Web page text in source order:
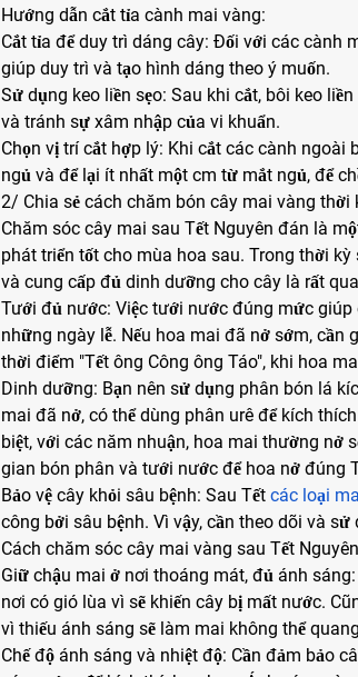
Hướng dẫn cắt tỉa cành mai vàng:
Cắt tỉa để duy trì dáng cây: Đối với các cành
giúp duy trì và tạo hình dáng theo ý muốn.
Sử dụng keo liền sẹo: Sau khi cắt, bôi keo
và tránh sự xâm nhập của vi khuẩn.
Chọn vị trí cắt hợp lý: Khi cắt các cành ngoài
ngủ và để lại ít nhất một cm từ mắt ngủ, để
2/ Chia sẻ cách chăm bón cây mai vàng thời
Chăm sóc cây mai sau Tết Nguyên đán là
phát triển tốt cho mùa hoa sau. Trong thời
và cung cấp đủ dinh dưỡng cho cây là rất
Tưới đủ nước: Việc tưới nước đúng mức giúp
những ngày lễ. Nếu hoa mai đã nở sớm, cần
thời điểm "Tết ông Công ông Táo", khi hoa
Dinh dưỡng: Bạn nên sử dụng phân bón lá
mai đã nở, có thể dùng phân urê để kích
biệt, với các năm nhuận, hoa mai thường nở
gian bón phân và tưới nước để hoa nở đúng
Bảo vệ cây khỏi sâu bệnh: Sau Tết các loại
công bởi sâu bệnh. Vì vậy, cần theo dõi và
Cách chăm sóc cây mai vàng sau Tết
Giữ chậu mai ở nơi thoáng mát, đủ ánh
nơi có gió lùa vì sẽ khiến cây bị mất nước.
vì thiếu ánh sáng sẽ làm mai không thể
Chế độ ánh sáng và nhiệt độ: Cần đảm bảo